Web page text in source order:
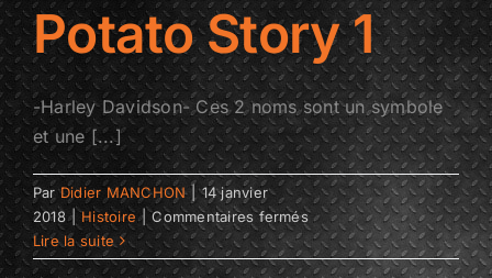
Potato Story 1
-Harley Davidson- Ces 2 noms sont un symbole
et une [...]
ParDidier MANCHON
14 janvier
2018 | Histoire | Commentaires ferméssur
Potato
Story
Lire la suite